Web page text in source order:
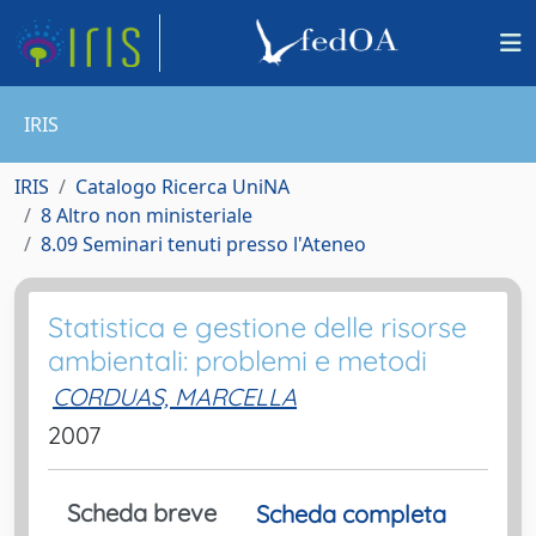
IRIS
IRIS
Catalogo Ricerca UniNA
8 Altro non ministeriale
8.09 Seminari tenuti presso l'Ateneo
Statistica e gestione delle risorse
ambientali: problemi e metodi
CORDUAS, MARCELLA
2007
Scheda breve Scheda completa